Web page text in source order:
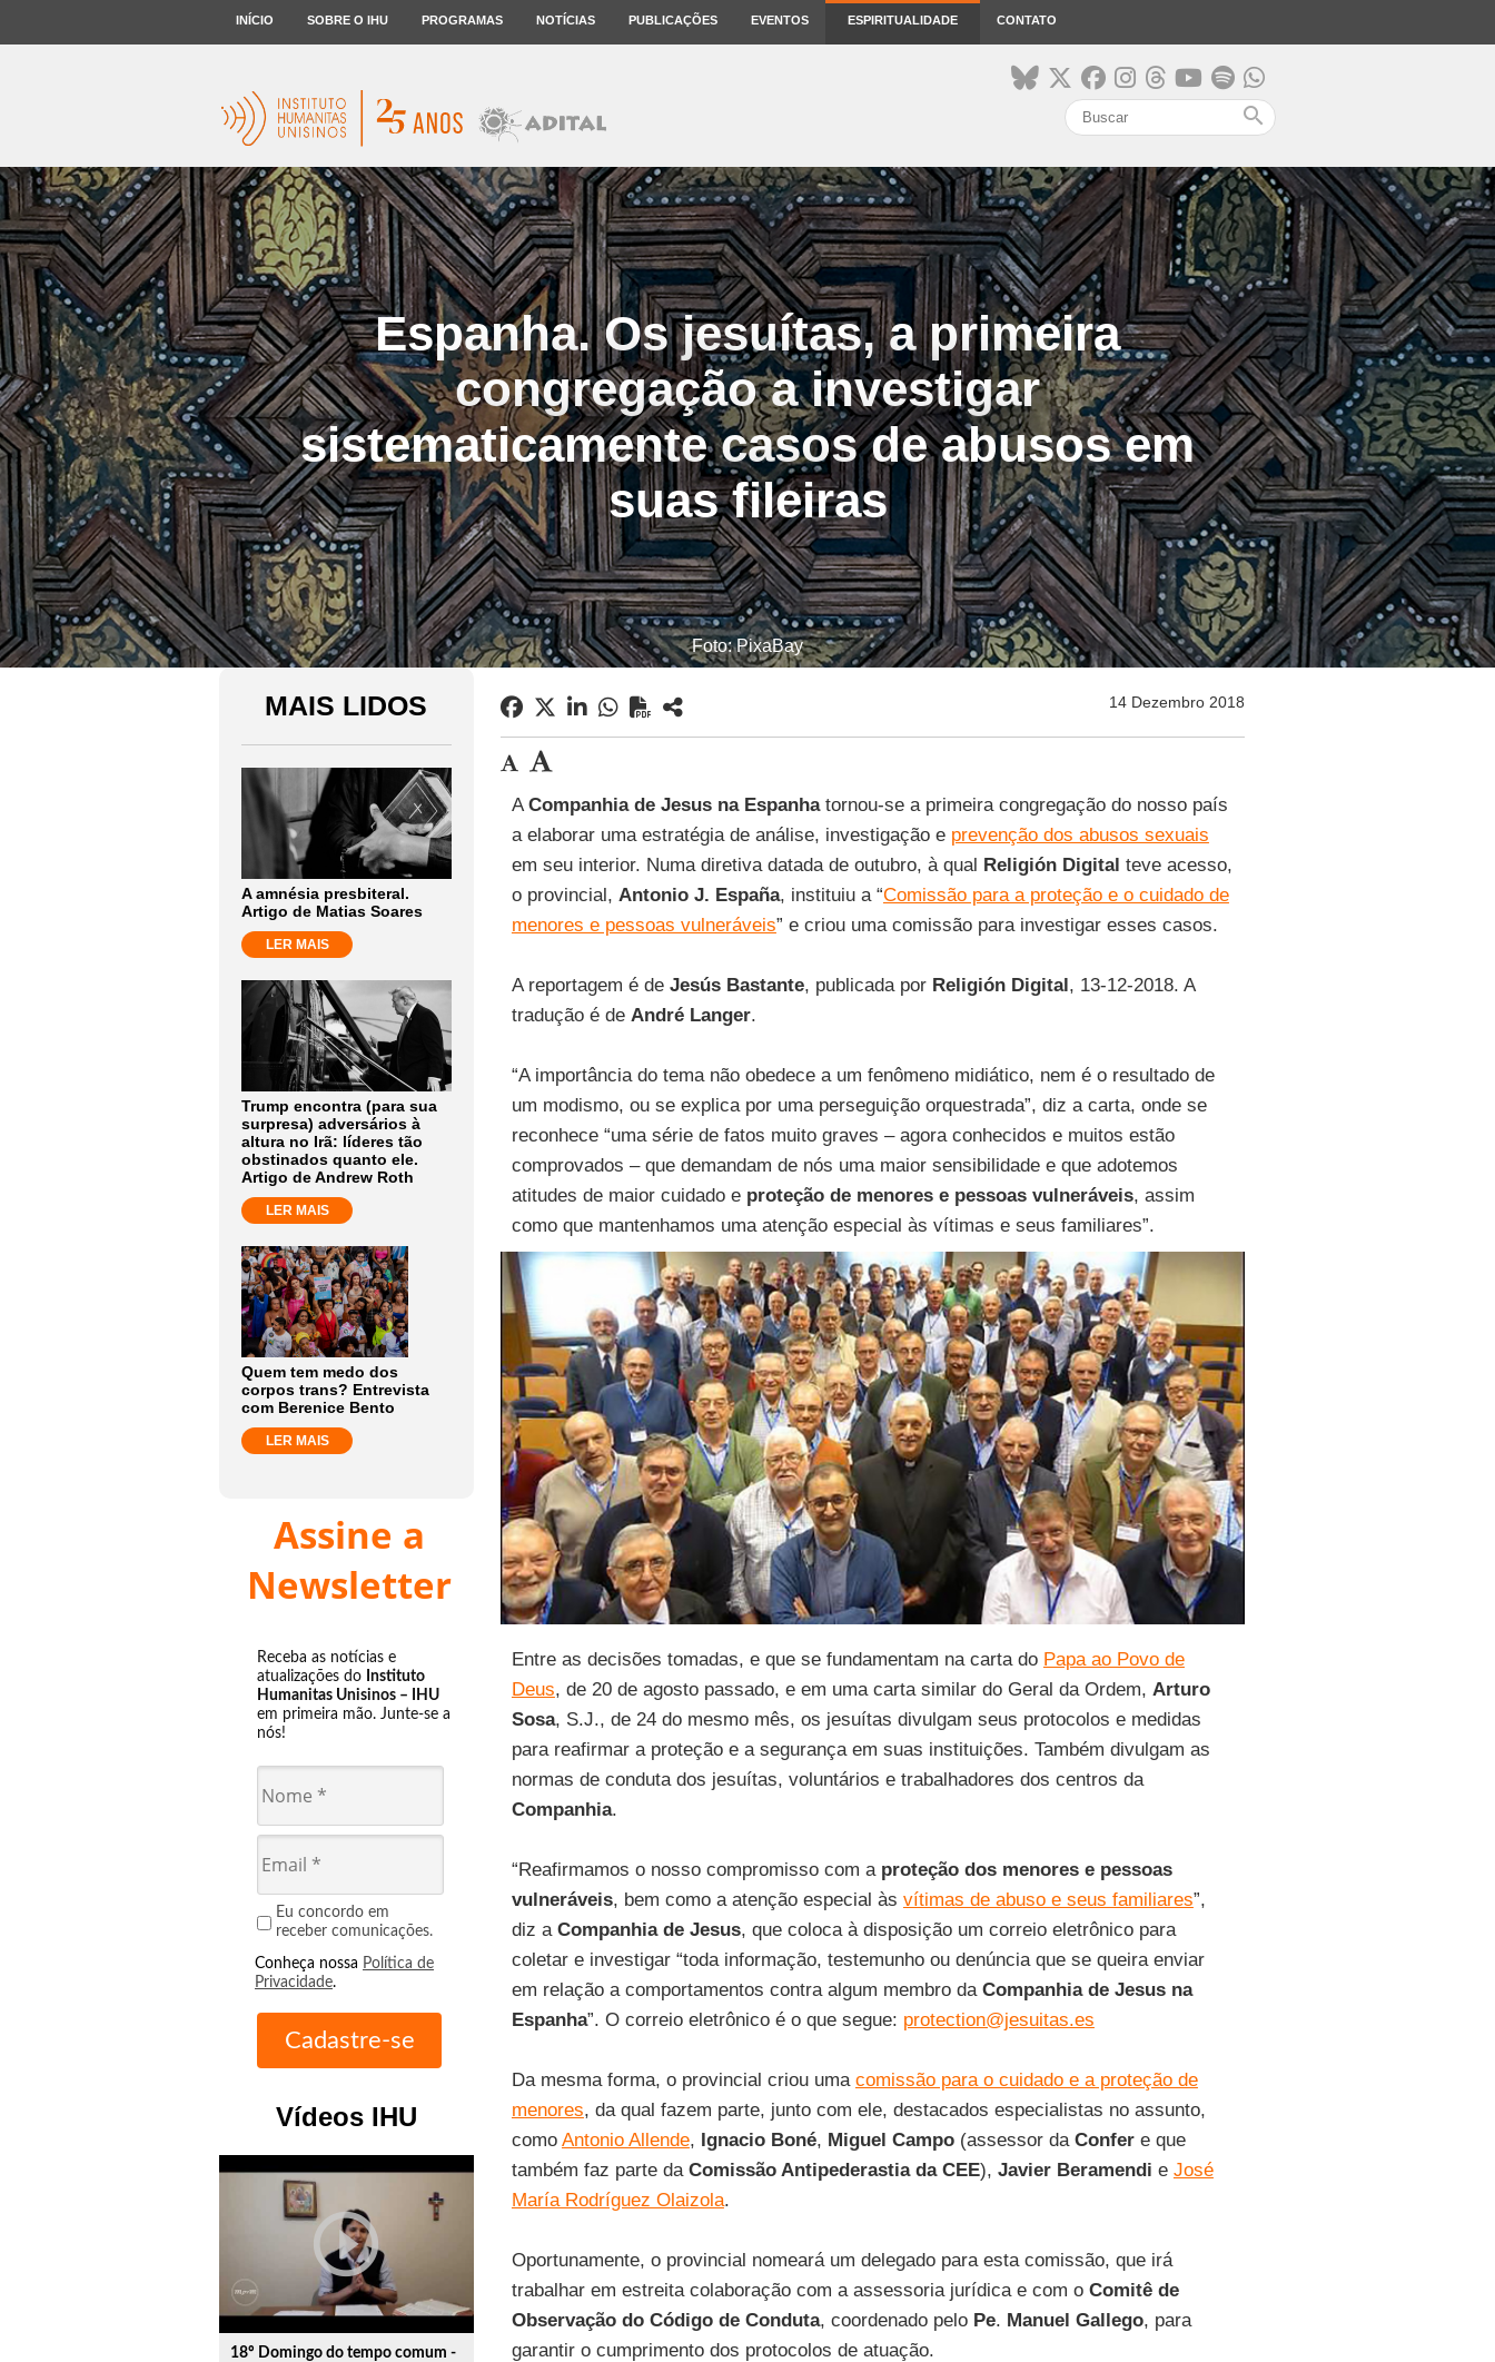
INÍCIO SOBRE O IHU PROGRAMAS NOTÍCIAS PUBLICAÇÕES EVENTOS ESPIRITUALIDADE CONTATO
search
Espanha. Os jesuítas, a primeira
congregação a investigar
sistematicamente casos de abusos em
suas fileiras
Foto: PixaBay
MAIS LIDOS
A amnésia presbiteral.
Artigo de Matias Soares
LER MAIS
Trump encontra (para sua
surpresa) adversários à
altura no Irã: líderes tão
obstinados quanto ele.
Artigo de Andrew Roth
LER MAIS
Quem tem medo dos
corpos trans? Entrevista
com Berenice Bento
LER MAIS
Assine a
Newsletter
Receba as notícias e
atualizações do Instituto
Humanitas Unisinos – IHU
em primeira mão. Junte-se a
nós!
Eu concordo em
receber comunicações.
Conheça nossa Política de
Privacidade.
Vídeos IHU
play_circle_outline
18º Domingo do tempo comum -
14 Dezembro 2018
ACompanhia de Jesus na Espanhatornou-se a primeira congregação do nosso país
a elaborar uma estratégia de análise, investigação e prevenção dos abusos sexuais
em seu interior. Numa diretiva datada de outubro, à qual Religión Digital teve acesso,
o provincial, Antonio J. España, instituiu a “Comissão para a proteção e o cuidado de
menores e pessoas vulneráveis” e criou uma comissão para investigar esses casos.
A reportagem é de Jesús Bastante, publicada por Religión Digital, 13-12-2018. A
tradução é de André Langer.
“A importância do tema não obedece a um fenômeno midiático, nem é o resultado de
um modismo, ou se explica por uma perseguição orquestrada”, diz a carta, onde se
reconhece “uma série de fatos muito graves – agora conhecidos e muitos estão
comprovados – que demandam de nós uma maior sensibilidade e que adotemos
atitudes de maior cuidado e proteção de menores e pessoas vulneráveis, assim
como que mantenhamos uma atenção especial às vítimas e seus familiares”.
Entre as decisões tomadas, e que se fundamentam na carta do Papa ao Povo de
Deus, de 20 de agosto passado, e em uma carta similar do Geral da Ordem, Arturo
Sosa, S.J., de 24 do mesmo mês, os jesuítas divulgam seus protocolos e medidas
para reafirmar a proteção e a segurança em suas instituições. Também divulgam as
normas de conduta dos jesuítas, voluntários e trabalhadores dos centros da
Companhia.
“Reafirmamos o nosso compromisso com a proteção dos menores e pessoas
vulneráveis, bem como a atenção especial às vítimas de abuso e seus familiares”,
diz a Companhia de Jesus, que coloca à disposição um correio eletrônico para
coletar e investigar “toda informação, testemunho ou denúncia que se queira enviar
em relação a comportamentos contra algum membro da Companhia de Jesus na
Espanha”. O correio eletrônico é o que segue: protection@jesuitas.es
Da mesma forma, o provincial criou uma comissão para o cuidado e a proteção de
menores, da qual fazem parte, junto com ele, destacados especialistas no assunto,
como Antonio Allende, Ignacio Boné, Miguel Campo (assessor da Confere que
também faz parte da Comissão Antipederastia da CEE), Javier Beramendi e José
María Rodríguez Olaizola.
Oportunamente, o provincial nomeará um delegado para esta comissão, que irá
trabalhar em estreita colaboração com a assessoria jurídica e com o Comitê de
Observação do Código de Conduta, coordenado pelo Pe. Manuel Gallego, para
garantir o cumprimento dos protocolos de atuação.